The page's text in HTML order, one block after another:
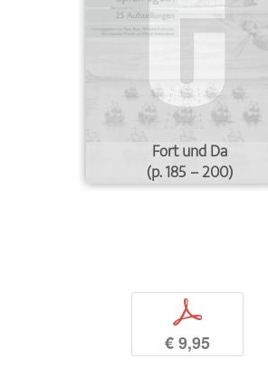
Fort und Da
(p. 185 – 200)
p
€ 9,95